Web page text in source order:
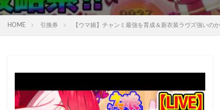
HOME 引換券 【ウマ娘】チャンミ最強を育成＆新衣装ラヴズ強い